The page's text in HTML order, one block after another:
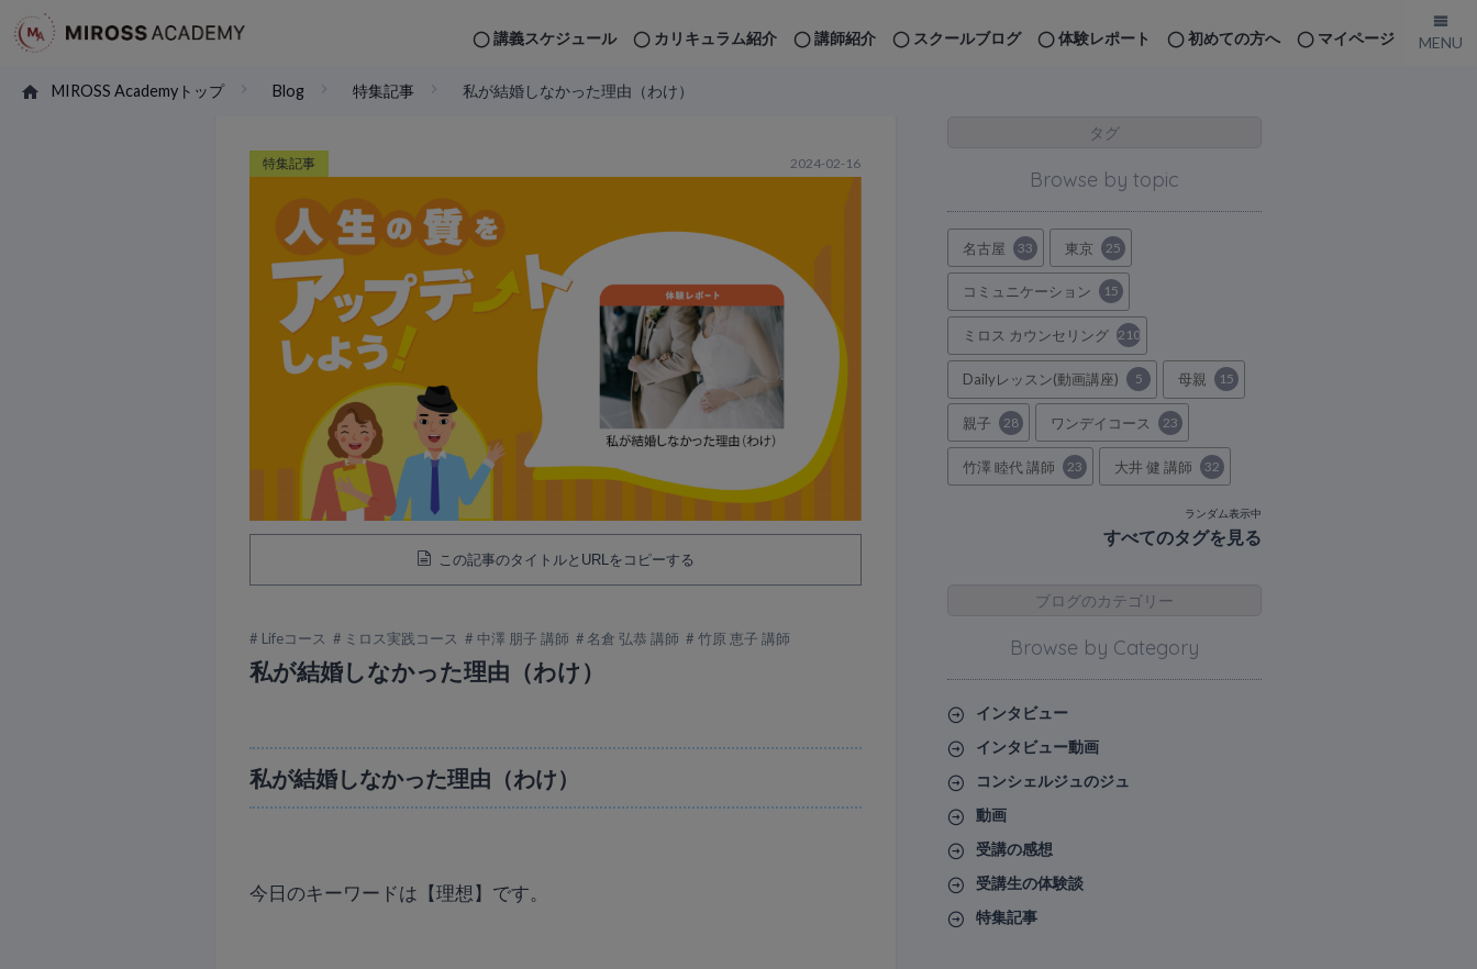
マイページ
初めての方へ
体験レポート
スクールブログ
講師紹介
カリキュラム紹介
講義スケジュール
MIROSS Academyトップ Blog 特集記事 私が結婚しなかった理由（わけ）
2024-02-16
特集記事
この記事のタイトルとURLをコピーする
Lifeコース ミロス実践コース 中澤 朋子 講師 名倉 弘恭 講師 竹原 恵子 講師
私が結婚しなかった理由（わけ）
私が結婚しなかった理由（わけ）
今日のキーワードは【理想】です。
タグ
Browse by topic
名古屋 33 東京 25
コミュニケーション 15
ミロス カウンセリング 210
Dailyレッスン(動画講座) 5 母親 15
親子 28 ワンデイコース 23
竹澤 睦代 講師 23 大井 健 講師 32
ランダム表示中
すべてのタグを見る
ブログのカテゴリー
Browse by Category
インタビュー
インタビュー動画
コンシェルジュのジュ
動画
受講の感想
受講生の体験談
特集記事